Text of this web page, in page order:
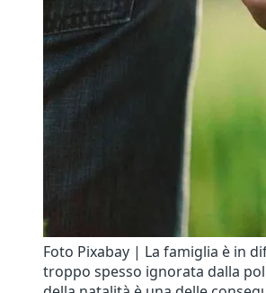
Foto Pixabay | La famiglia è in
troppo spesso ignorata dalla